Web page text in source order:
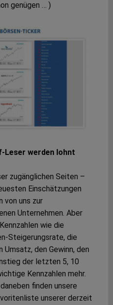
genügen … )
werden lohnt
zugänglichen Seiten –
Einschätzungen
von uns zur
Unternehmen. Aber
wie die
Steigerungsrate, die
den Gewinn, den
der letzten 5, 10
Kennzahlen mehr.
finden unsere
unserer derzeit